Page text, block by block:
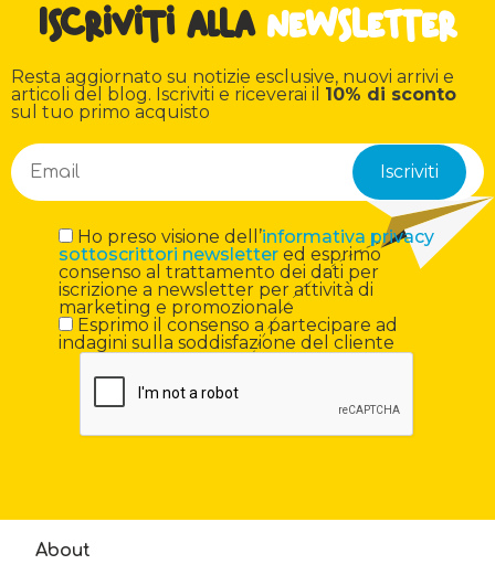
Iscriviti alla newsletter
Resta aggiornato su notizie esclusive, nuovi arrivi e
articoli del blog. Iscriviti e riceverai il 10% di sconto
sul tuo primo acquisto
Ho preso visione dell’informativa privacy
sottoscrittori newslettered esprimo
consenso al trattamento dei dati per
iscrizione a newsletter per attività di
marketing e promozionale
Esprimo il consenso a partecipare ad
indagini sulla soddisfazione del cliente
About